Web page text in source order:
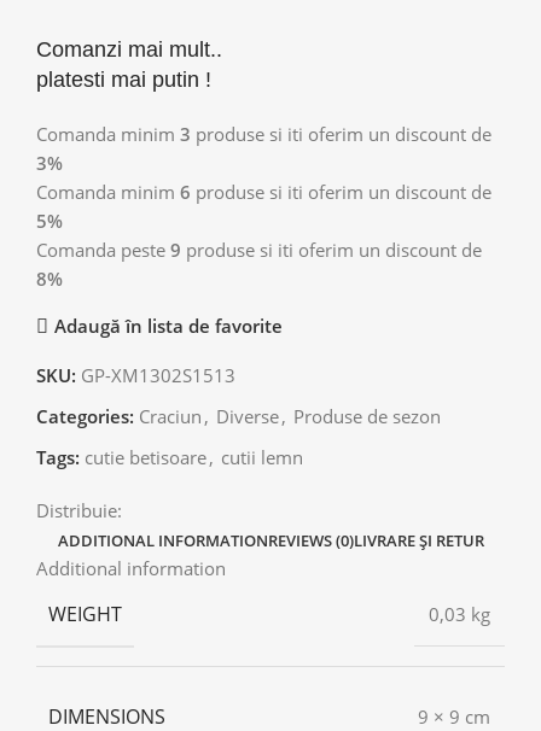
Comanzi mai mult..
platesti mai putin !
Comanda minim 3 produse si iti oferim un discount de
3%
Comanda minim 6 produse si iti oferim un discount de
5%
Comanda peste 9 produse si iti oferim un discount de
8%
Adaugă în lista de favorite
SKU: GP-XM1302S1513
Categories: Craciun , Diverse, Produse de sezon
Tags: cutie betisoare, cutii lemn
Distribuie:
ADDITIONAL INFORMATIONREVIEWS (0)LIVRARE ȘI RETUR
Additional information
WEIGHT 0,03 kg
DIMENSIONS 9 × 9 cm